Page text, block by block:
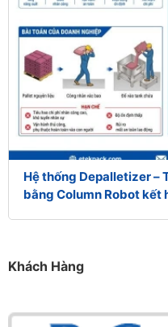
Hệ thống Depalletizer –
bằng Column Robot kết
Khách Hàng